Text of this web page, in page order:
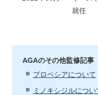
就任
AGAのその他監修記事
プロペシアについて
ミノキシジルについ